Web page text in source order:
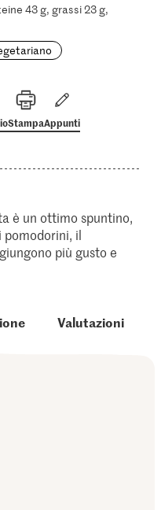
43 g, grassi 23 g,
StampaAppunti
è un ottimo spuntino,
il
più gusto e
Valutazioni